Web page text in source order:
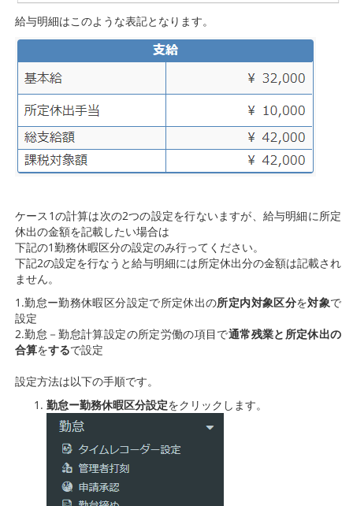
給与明細はこのような表記となります。
ケース1の計算は次の2つの設定を行ないますが、給与明細に所定
休出の金額を記載したい場合は
下記の1勤務休暇区分の設定のみ行ってください。
下記2の設定を行なうと給与明細には所定休出分の金額は記載され
ません。
1.勤怠ー勤務休暇区分設定で所定休出の所定内対象区分を対象で
設定
2.勤怠－勤怠計算設定の所定労働の項目で通常残業と所定休出の
合算をするで設定
設定方法は以下の手順です。
勤怠ー勤務休暇区分設定をクリックします。